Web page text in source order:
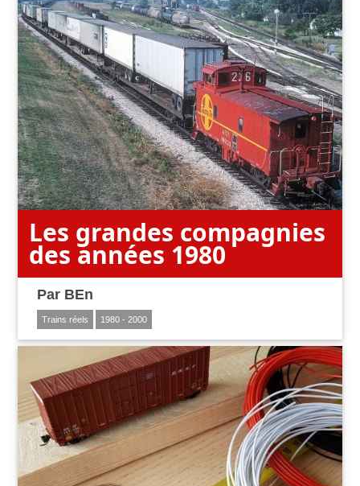
Les grandes compagnies
des années 1980
Par BEn
Trains réels 1980 - 2000